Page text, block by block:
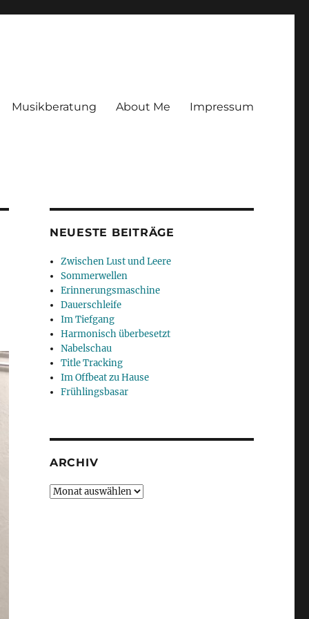
Musikberatung About Me Impressum
NEUESTE BEITRÄGE
Zwischen Lust und Leere
Sommerwellen
Erinnerungsmaschine
Dauerschleife
Im Tiefgang
Harmonisch überbesetzt
Nabelschau
Title Tracking
Im Offbeat zu Hause
Frühlingsbasar
ARCHIV
Archiv